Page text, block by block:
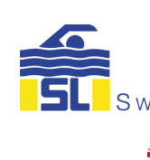
contenu